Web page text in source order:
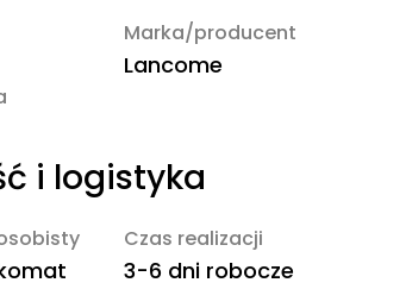
Marka/producent
Lancome
i logistyka
Czas realizacji
3-6 dni robocze